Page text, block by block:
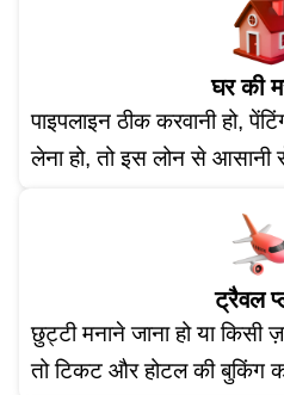
घर की
पाइपलाइन ठीक करवानी हो,
लेना हो, तो इस लोन से
ट्रैवल
छुट्टी मनाने जाना हो या
तो टिकट और होटल की बुकिंग